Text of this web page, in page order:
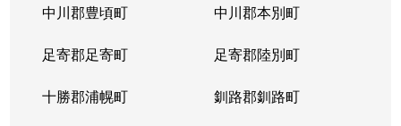
中川郡豊頃町 中川郡本別町
足寄郡足寄町 足寄郡陸別町
十勝郡浦幌町 釧路郡釧路町